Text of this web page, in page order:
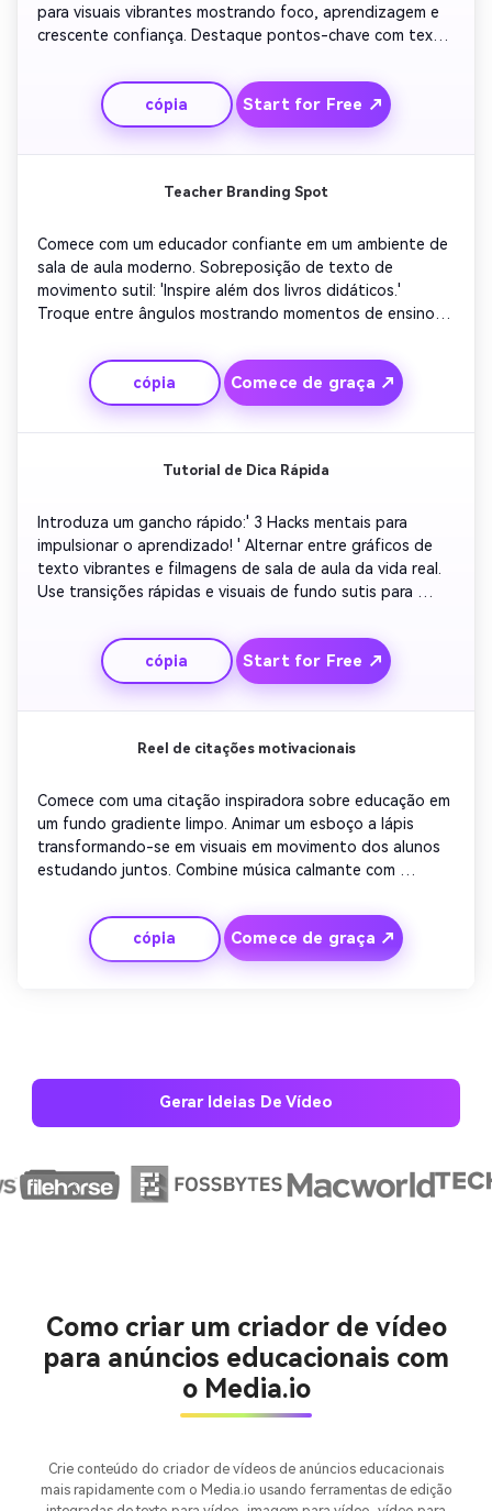
para visuais vibrantes mostrando foco, aprendizagem e
crescente confiança. Destaque pontos-chave com texto
transições de movimento desfocado para sugerir
melhorias. Terminar com um breve clipe de depoimento
ou estrelas de classificação visual, criando confiança e
conexão emocional.
cópia Start for Free ↗
Teacher Branding Spot
Comece com um educador confiante em um ambiente de
sala de aula moderno. Sobreposição de texto de
movimento sutil: 'Inspire além dos livros didáticos.'
Troque entre ângulos mostrando momentos de ensino,
cores brilhantes e de apoio. Adicione voz profissional
promovendo a qualidade do curso. Termine com uma
cena de marca convidando inscrições ou vídeo segue.
cópia Comece de graça ↗
Tutorial de Dica Rápida
Introduza um gancho rápido:' 3 Hacks mentais para
impulsionar o aprendizado! ' Alternar entre gráficos de
texto vibrantes e filmagens de sala de aula da vida real.
Use transições rápidas e visuais de fundo sutis para
animação. Conclua com um splash de resumo mostrando
'Saiba mais' e seu site ou plataforma chamada.
cópia Start for Free ↗
Reel de citações motivacionais
Comece com uma citação inspiradora sobre educação em
um fundo gradiente limpo. Animar um esboço a lápis
transformando-se em visuais em movimento dos alunos
estudando juntos. Combine música calmante com
marca que oferece orientação. Fade no slogan: 'Empower
Minds Daily'. Mantenha-o elegante, compartilhável e ideal
para rolos ou Shorts.
cópia Comece de graça ↗
Gerar Ideias De Vídeo
Como criar um criador de vídeo
para anúncios educacionais com
o Media.io
Crie conteúdo do criador de vídeos de anúncios educacionais
mais rapidamente com o Media.io usando ferramentas de edição
Crie imagens com
IA sem limites.
100% grátis!
Comece Grátis →